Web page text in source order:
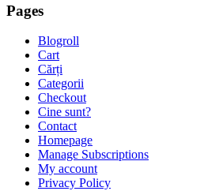
Pages
Blogroll
Cart
Cărți
Categorii
Checkout
Cine sunt?
Contact
Homepage
Manage Subscriptions
My account
Privacy Policy